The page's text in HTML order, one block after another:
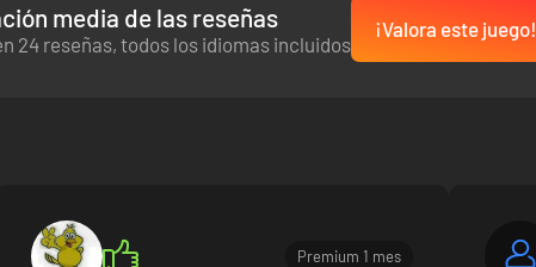
media de las reseñas
24 reseñas, todos los idiomas incluidos
¡Valora este juego!
Premium 1 mes